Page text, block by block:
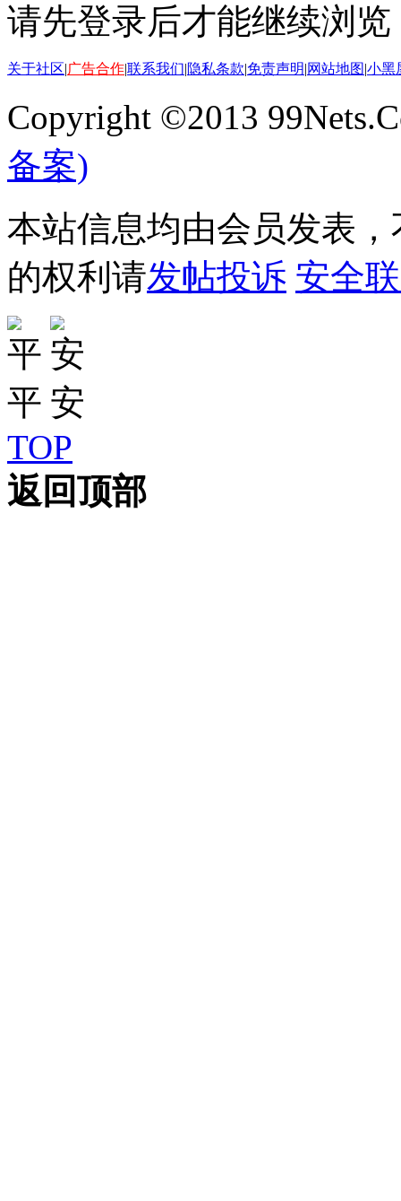
请先登录后才能继续浏览
关于社区|广告合作|联系我们|隐私条款|免责声明|网站地图|小黑
Copyright ©2013
备案)
本站信息均由会员发表
的权利请发帖投诉 安全
TOP
返回顶部